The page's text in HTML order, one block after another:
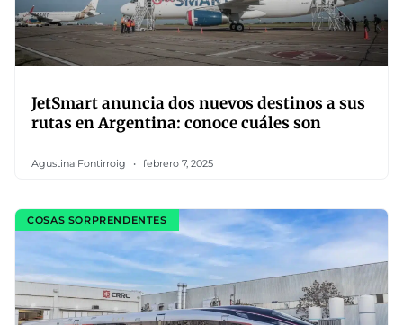
JetSmart anuncia dos nuevos destinos a sus
rutas en Argentina: conoce cuáles son
Agustina Fontirroig febrero 7, 2025
COSAS SORPRENDENTES